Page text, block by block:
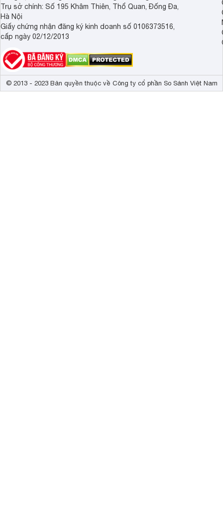
Trụ sở chính: Số 195 Khâm Thiên, Thổ Quan, Đống Đa,
Hà Nội
Giấy chứng nhận đăng ký kinh doanh số 0106373516,
cấp ngày 02/12/2013
© 2013 - 2023 Bản quyền thuộc về Công ty cổ phần So Sánh Việt Nam